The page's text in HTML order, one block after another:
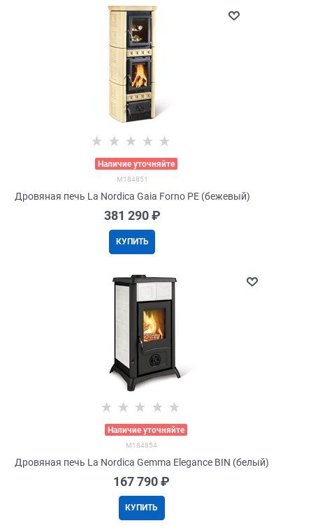
Наличие уточняйте
M184851
Дровяная печь La Nordica Gaia Forno PE (бежевый)
381 290 ₽
КУПИТЬ
Наличие уточняйте
M184854
Дровяная печь La Nordica Gemma Elegance BIN (белый)
167 790 ₽
КУПИТЬ